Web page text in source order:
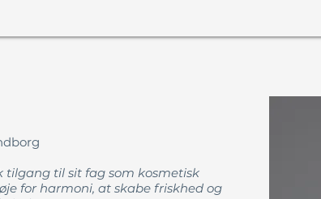
til sit fag som kosmetisk
for harmoni, at skabe friskhed og